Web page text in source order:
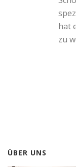
hat
zu
ÜBER UNS